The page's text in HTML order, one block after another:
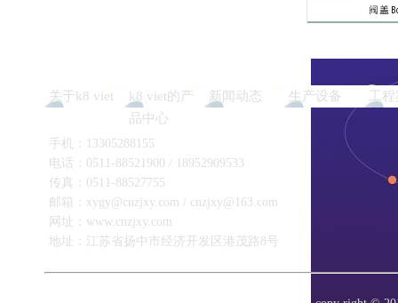
关于k8 viet
k8 viet的产
品中心
新闻动态 生产设备 工
手机：13305288155
电话：0511-88521900 / 18952909533
传真：0511-88527755
邮箱： xygy@cnzjxy.com
cnzjxy@163.com
网址：www.cnzjxy.com
地址：江苏省扬中市经济开发区港茂路8号